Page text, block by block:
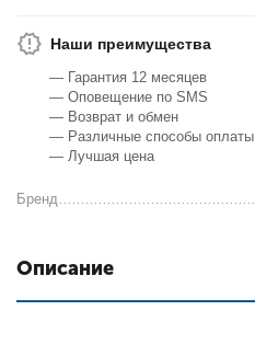
Наши преимущества
— Гарантия 12 месяцев
— Оповещение по SMS
— Возврат и обмен
— Различные способы оплаты
— Лучшая цена
Бренд
Описание